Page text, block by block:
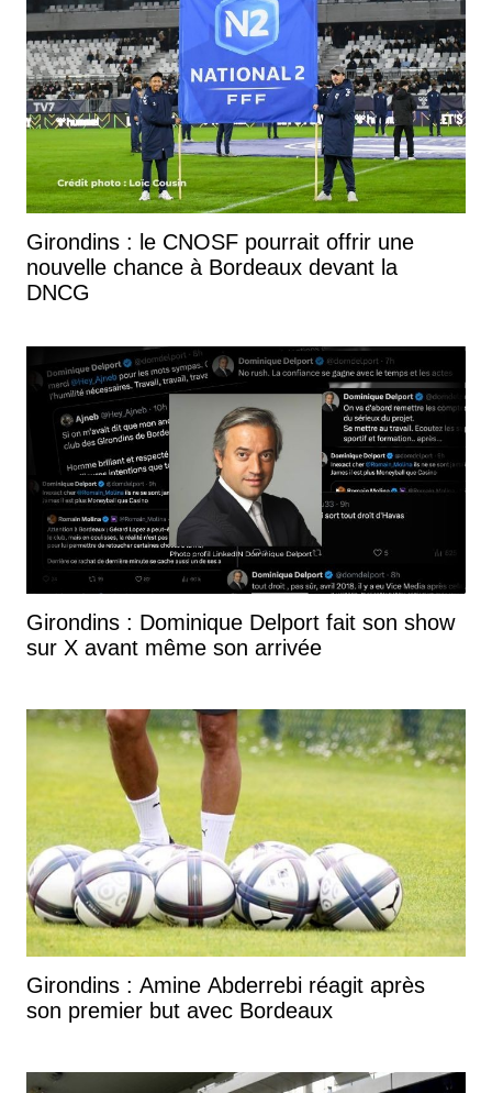
Girondins : le CNOSF pourrait offrir une
nouvelle chance à Bordeaux devant la
DNCG
Girondins : Dominique Delport fait son show
sur X avant même son arrivée
Girondins : Amine Abderrebi réagit après
son premier but avec Bordeaux